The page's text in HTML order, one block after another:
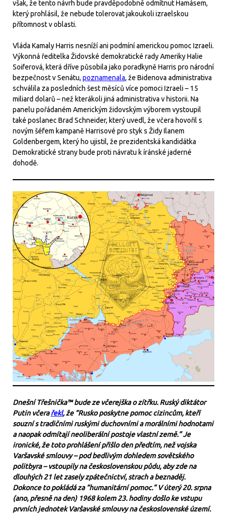
však, že tento návrh bude pravděpodobně odmítnut Hamásem,
který prohlásil, že nebude tolerovat jakoukoli izraelskou
přítomnost v oblasti.
Vláda Kamaly Harris nesníží ani podmíní americkou pomoc Izraeli.
Výkonná ředitelka Židovské demokratické rady Ameriky Halie
Soiferová, která dříve působila jako poradkyně Harris pro národní
bezpečnost v Senátu, poznamenala, že Bidenova administrativa
schválila za posledních šest měsíců více pomoci Izraeli – 15
miliard dolarů – než kterákoli jiná administrativa v historii. Na
panelu pořádaném Americkým židovským výborem vystoupil
také poslanec Brad Schneider, který uvedl, že včera hovořil s
novým šéfem kampaně Harrisové pro styk s Židy Ilanem
Goldenbergem, který ho ujistil, že prezidentská kandidátka
Demokratické strany bude proti návratu k íránské jaderné
dohodě.
Dnešní Třešnička™ bude ze včerejška o zítřku. Ruský diktátor
Putin včerařekl, že “Rusko poskytne pomoc cizincům, kteří
souzní s tradičními ruskými duchovními a morálními hodnotami
a naopak odmítají neoliberální postoje vlastní země.” Je
ironické, že toto prohlášení přišlo den předtím, než vojska
Varšavské smlouvy – pod bedlivým dohledem sovětského
politbyra – vstoupily na československou půdu, aby zde na
dlouhých 21 let zasely zpátečnictví, strach a beznaděj.
Dokonce to pokládá za “humanitární pomoc.” V úterý 20. srpna
(ano, přesně na den) 1968 kolem 23. hodiny došlo ke vstupu
prvních jednotek Varšavské smlouvy na československé území.